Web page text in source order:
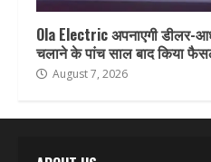
Ola Electric अपनाएगी डीलर-
चलाने के पांच साल बाद किया
August 7, 2026